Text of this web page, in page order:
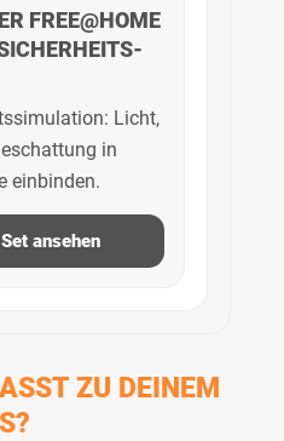
FREE@HOME
Licht,
in
einbinden.
ansehen
ZU DEINEM